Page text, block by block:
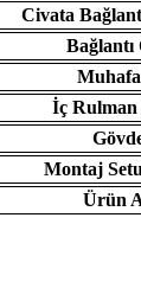
Civata
Bağlantı
İç Rulman
Montaj
Ürün